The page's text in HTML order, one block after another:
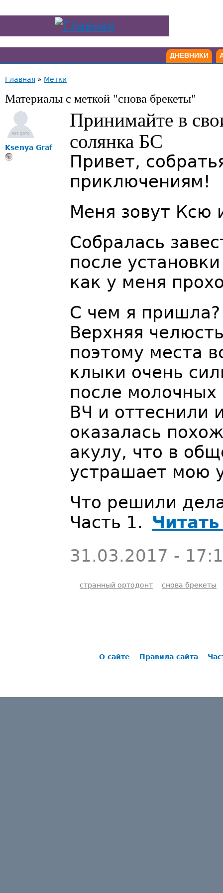
ДНЕВНИКИ
Главная » Метки
Материалы с меткой "снова брекеты"
Ksenya Graf
Принимайте в
солянка БС
Привет,
приключениям!
Меня зовут Ксю
Собралась
после
как у меня
С чем я пришла?
Верхняя
поэтому места
клыки очень
после молочных
ВЧ и оттеснили
оказалась
акулу, что в
устрашает мою
Что решили
Часть 1.
31.03.2017 -
странный ортодонт снова брекеты
О сайте Правила сайта